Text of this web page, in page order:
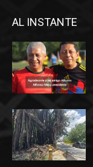
AL INSTANTE